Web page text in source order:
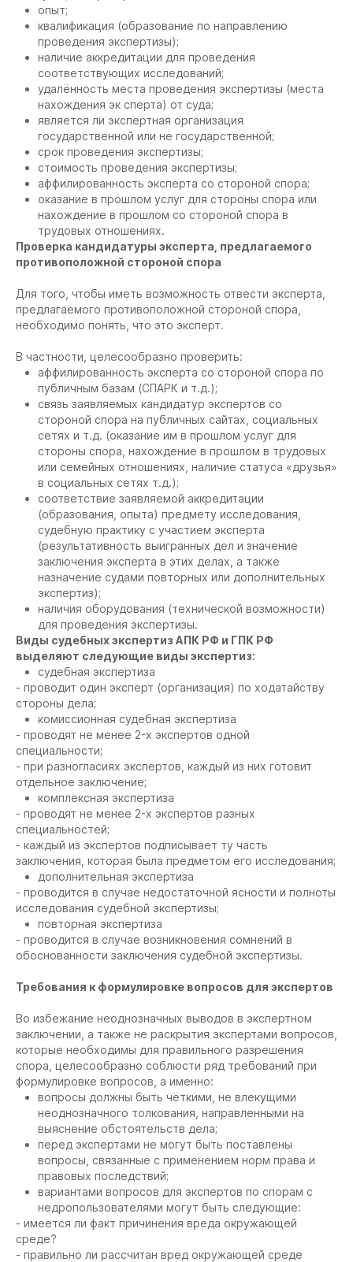
опыт;
квалификация (образование по направлению
проведения экспертизы);
наличие аккредитации для проведения
соответствующих исследований;
удалённость места проведения экспертизы (места
нахождения эк сперта) от суда;
является ли экспертная организация
государственной или не государственной;
срок проведения экспертизы;
стоимость проведения экспертизы;
аффилированность эксперта со стороной спора;
оказание в прошлом услуг для стороны спора или
нахождение в прошлом со стороной спора в
трудовых отношениях.
Проверка кандидатуры эксперта, предлагаемого
противоположной стороной спора
Для того, чтобы иметь возможность отвести эксперта,
предлагаемого противоположной стороной спора,
необходимо понять, что это эксперт.
В частности, целесообразно проверить:
аффилированность эксперта со стороной спора по
публичным базам (СПАРК и т.д.);
связь заявляемых кандидатур экспертов со
стороной спора на публичных сайтах, социальных
сетях и т.д. (оказание им в прошлом услуг для
стороны спора, нахождение в прошлом в трудовых
или семейных отношениях, наличие статуса «друзья»
в социальных сетях т.д.);
соответствие заявляемой аккредитации
(образования, опыта) предмету исследования,
судебную практику с участием эксперта
(результативность выигранных дел и значение
заключения эксперта в этих делах, а также
назначение судами повторных или дополнительных
экспертиз);
наличия оборудования (технической возможности)
для проведения экспертизы.
Виды судебных экспертиз АПК РФ и ГПК РФ
выделяют следующие виды экспертиз:
cудебная экспертиза
- проводит один эксперт (организация) по ходатайству
стороны дела;
комиссионная судебная экспертиза
- проводят не менее 2-х экспертов одной
специальности;
- при разногласиях экспертов, каждый из них готовит
отдельное заключение;
комплексная экспертиза
- проводят не менее 2-х экспертов разных
специальностей;
- каждый из экспертов подписывает ту часть
заключения, которая была предметом его исследования;
дополнительная экспертиза
- проводится в случае недостаточной ясности и полноты
исследования судебной экспертизы;
повторная экспертиза
- проводится в случае возникновения сомнений в
обоснованности заключения судебной экспертизы.
Требования к формулировке вопросов для экспертов
Во избежание неоднозначных выводов в экспертном
заключении, а также не раскрытия экспертами вопросов,
которые необходимы для правильного разрешения
спора, целесообразно соблюсти ряд требований при
формулировке вопросов, а именно:
вопросы должны быть чёткими, не влекущими
неоднозначного толкования, направленными на
выяснение обстоятельств дела;
перед экспертами не могут быть поставлены
вопросы, связанные с применением норм права и
правовых последствий;
вариантами вопросов для экспертов по спорам с
недропользователями могут быть следующие:
- имеется ли факт причинения вреда окружающей
среде?
- правильно ли рассчитан вред окружающей среде